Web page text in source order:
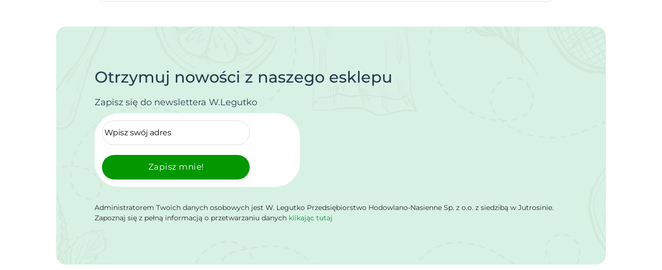
Otrzymuj nowości z naszego esklepu
Zapisz się do newslettera W.Legutko
Zapisz mnie!
Administratorem Twoich danych osobowych jest W. Legutko Przedsiębiorstwo Hodowlano-Nasienne Sp. z o.o. z siedzibą w Jutrosinie.
Zapoznaj się z pełną informacją o przetwarzaniu danych klikając tutaj